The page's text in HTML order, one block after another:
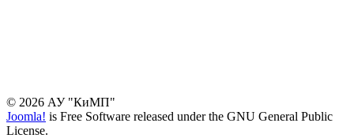
© 2026 АУ "КиМП"
Joomla! is Free Software released under the GNU General Public
License.